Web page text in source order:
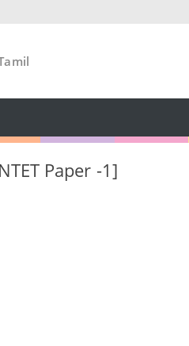
Paper -1]